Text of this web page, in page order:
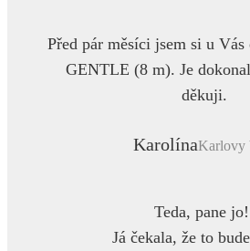
Před pár měsíci jsem si u Vás
GENTLE (8 m). Je
děkuji.
KarolínaKarlovy
Teda, pane
Já čekala, že to